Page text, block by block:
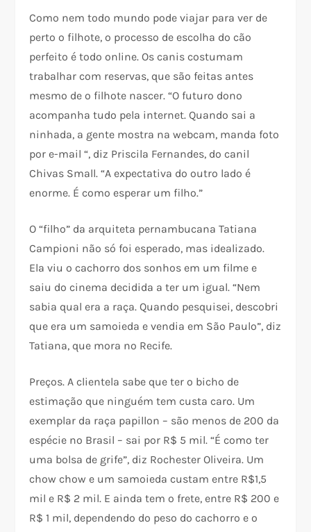
Como nem todo mundo pode viajar para ver de
perto o filhote, o processo de escolha do cão
perfeito é todo online. Os canis costumam
trabalhar com reservas, que são feitas antes
mesmo de o filhote nascer. “O futuro dono
acompanha tudo pela internet. Quando sai a
ninhada, a gente mostra na webcam, manda foto
por e-mail “, diz Priscila Fernandes, do canil
Chivas Small. “A expectativa do outro lado é
enorme. É como esperar um filho.”
O “filho” da arquiteta pernambucana Tatiana
Campioni não só foi esperado, mas idealizado.
Ela viu o cachorro dos sonhos em um filme e
saiu do cinema decidida a ter um igual. “Nem
sabia qual era a raça. Quando pesquisei, descobri
que era um samoieda e vendia em São Paulo”, diz
Tatiana, que mora no Recife.
Preços. A clientela sabe que ter o bicho de
estimação que ninguém tem custa caro. Um
exemplar da raça papillon – são menos de 200 da
espécie no Brasil – sai por R$ 5 mil. “É como ter
uma bolsa de grife”, diz Rochester Oliveira. Um
chow chow e um samoieda custam entre R$1,5
mil e R$ 2 mil. E ainda tem o frete, entre R$ 200 e
R$ 1 mil, dependendo do peso do cachorro e o